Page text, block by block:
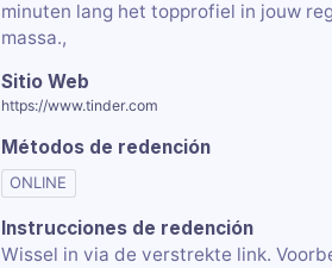
minuten lang het topprofiel in jouw
massa.,
Sitio Web
https://www.tinder.com
Métodos de redención
ONLINE
Instrucciones de redención
Wissel in via de verstrekte link.